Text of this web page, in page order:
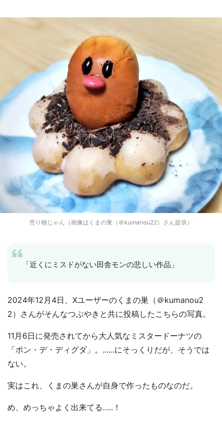
売り物じゃん（画像はくまの巣（＠kumanou22）さん提供）
「近くにミスドがない田舎モンの悲しい作品」
2024年12月4日、Xユーザーのくまの巣（＠kumanou2
2）さんがそんなつぶやきと共に投稿したこちらの写真。
11月6日に発売されてから大人気なミスタードーナツの
「ポン・デ・ディグダ」。......にそっくりだが、そうでは
ない。
実はこれ、くまの巣さんが自身で作ったものなのだ。
め、めっちゃよく出来てる‥...！